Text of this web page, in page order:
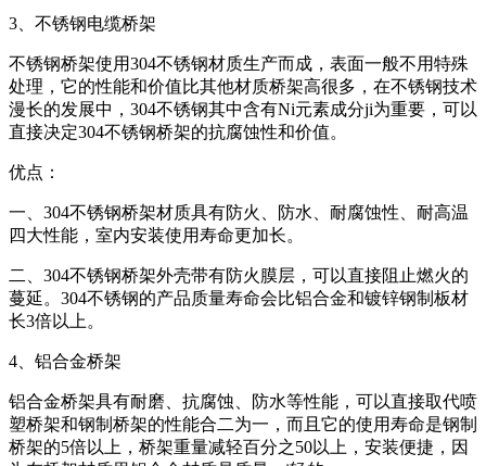
3、不锈钢电缆桥架
不锈钢桥架使用304不锈钢材质生产而成，表面一般不用特殊
处理，它的性能和价值比其他材质桥架高很多，在不锈钢技术
漫长的发展中，304不锈钢其中含有Ni元素成分ji为重要，可以
直接决定304不锈钢桥架的抗腐蚀性和价值。
优点：
一、304不锈钢桥架材质具有防火、防水、耐腐蚀性、耐高温
四大性能，室内安装使用寿命更加长。
二、304不锈钢桥架外壳带有防火膜层，可以直接阻止燃火的
蔓延。304不锈钢的产品质量寿命会比铝合金和镀锌钢制板材
长3倍以上。
4、铝合金桥架
铝合金桥架具有耐磨、抗腐蚀、防水等性能，可以直接取代喷
塑桥架和钢制桥架的性能合二为一，而且它的使用寿命是钢制
桥架的5倍以上，桥架重量减轻百分之50以上，安装便捷，因